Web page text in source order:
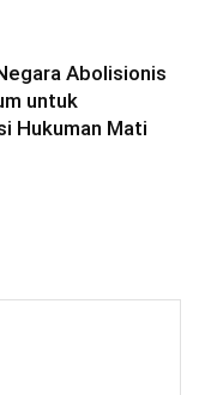
Abolisionis
untuk
Hukuman Mati